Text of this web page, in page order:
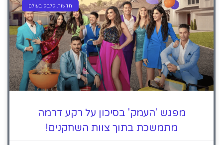
חדשות סלבס בעולם
מפגש 'העמק' בסיכון על רקע דרמה
מתמשכת בתוך צוות השחקנים!